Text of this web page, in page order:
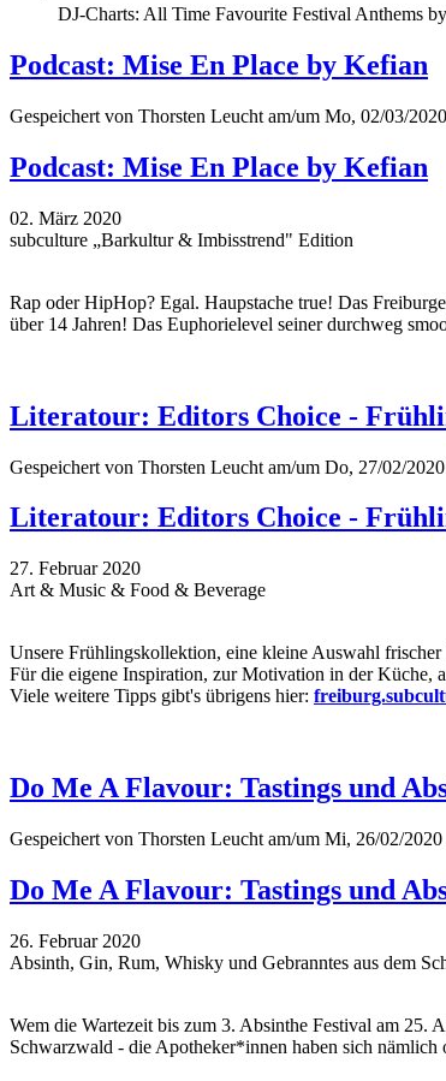
DJ-Charts: All Time Favourite Festival Anthems
Podcast: Mise En Place by Kefian
Gespeichert von Thorsten Leucht am/um Mo, 02/03/
Podcast: Mise En Place by Kefian
02. März 2020
subculture „Barkultur & Imbisstrend" Edition
Rap oder HipHop? Egal. Haupstache true! Das
über 14 Jahren! Das Euphorielevel seiner durchweg
Literatour: Editors Choice -
Gespeichert von Thorsten Leucht am/um Do, 27/02/
Literatour: Editors Choice -
27. Februar 2020
Art & Music & Food & Beverage
Unsere Frühlingskollektion, eine kleine Auswahl
Für die eigene Inspiration, zur Motivation in der Küche,
Viele weitere Tipps gibt's übrigens hier:
Do Me A Flavour: Tastings und
Gespeichert von Thorsten Leucht am/um Mi, 26/02/2020
Do Me A Flavour: Tastings und
26. Februar 2020
Absinth, Gin, Rum, Whisky und Gebranntes aus dem
Wem die Wartezeit bis zum 3. Absinthe Festival am 25.
Schwarzwald - die Apotheker*innen haben sich